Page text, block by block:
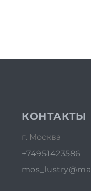
КОНТАКТЫ
г. Москва
+74951423586